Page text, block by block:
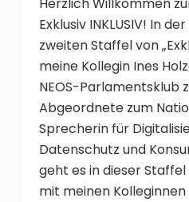
Herzlich Willkommen
Exklusiv INKLUSIV! In
zweiten Staffel von
meine Kollegin Ines
NEOS-Parlamentsklub
Abgeordnete zum
Sprecherin für
Datenschutz und
geht es in dieser
mit meinen